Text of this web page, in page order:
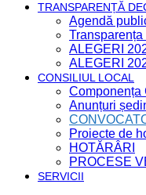
TRANSPARENȚĂ
Agendă
ALEGERI
ALEGERI
CONSILIUL LOCAL
Componența
Anunțuri
Proiecte de
HOTĂRÂRI
PROCESE
SERVICII